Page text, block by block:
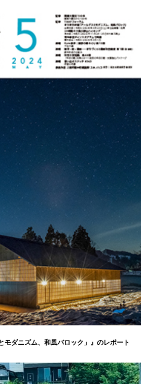
モダニズム、和風バロック」』のレポート